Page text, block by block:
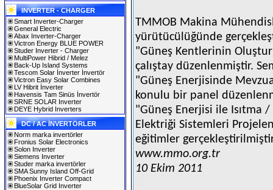
INVERTER - CHARGER
Smart Inverter-Charger
General Electric
Abax Inverter-Charger
Victron Energy BLUE POWER
Studer Inverter - Charger
MultiPower Hibrid / Melez
Back-Up Island Systems
Tescom Solar İnverter İnvertör
Victron Easy Solar Combines
LV Hibrit İnverter
Havensis Tam Sinüs İnvertör
SRNE SOLAR Inverter
DEYE Hybrid Inverters
DC / AC İNVERTÖRLER
Norm marka invertörler
Fronius Solar Electronics
Solon Inverter
Siemens Inverter
Studer marka invertörler
SMA Sunny Island Off-Grid
Phoenix Inverter Compact
BlueSolar Grid Inverter
TMMOB Makina
yürütücülüğünde
"Güneş Kentlerinin
çalıştay düzenlenmiştir.
"Güneş Enerjisinde
konulu bir panel
"Güneş Enerjisi ile Isıtma /
Elektriği Sistemleri
eğitimler
www.mmo.org.tr
10 Ekim 2011